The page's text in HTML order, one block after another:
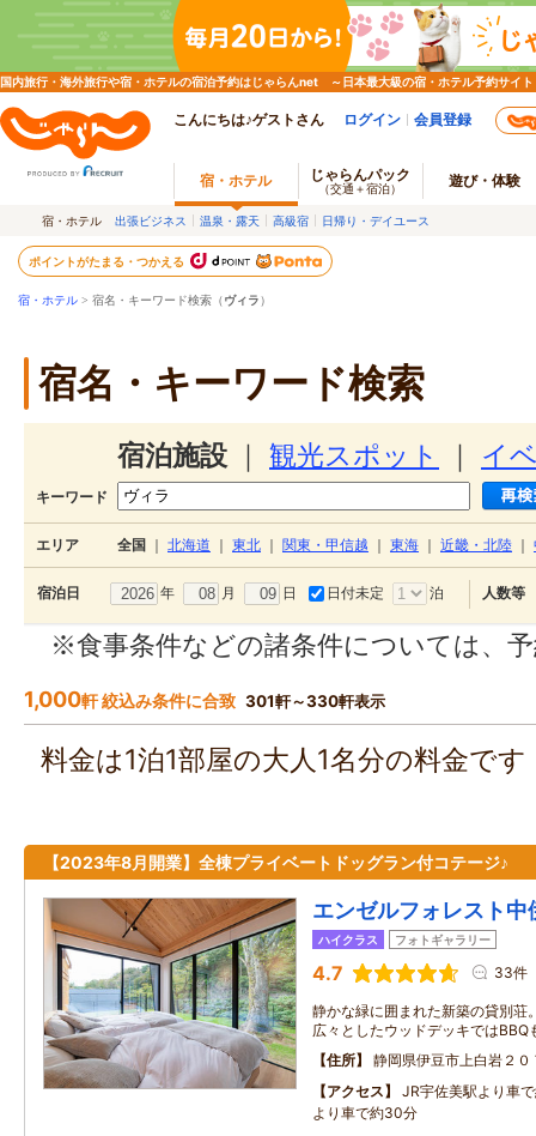
国内旅行・海外旅行や宿・ホテルの宿泊予約はじゃらんnet ～日本最大級の宿・ホテル予約サイト
こんにちは♪ゲストさん ログイン 会員登録
宿・ホテル じゃらんパック
（交通＋宿泊） 遊び・体験
宿・ホテル 出張ビジネス 温泉・露天 高級宿 日帰り・デイユース
ポイントがたまる・つかえる
宿・ホテル > 宿名・キーワード検索（ヴィラ）
宿名・キーワード検索
宿泊施設 観光スポット イ
キーワード
エリア 全国 北海道 東北 関東・甲信越 東海 近畿・北陸
宿泊日 年 月 日 日付未定 泊 人数等
※食事条件などの諸条件については、
1,000軒 絞込み条件に合致 301軒～330軒表示
料金は1泊1部屋の大人1名分の料金で
【2023年8月開業】全棟プライベートドッグラン付コテージ♪
エンゼルフォレスト中
ハイクラス フォトギャラリー
4.7 33件
静かな緑に囲まれた新築の貸別荘
広々としたウッドデッキでは
住所
静岡県伊豆市上白岩２０
アクセス
JR宇佐美駅より車
より車で約30分